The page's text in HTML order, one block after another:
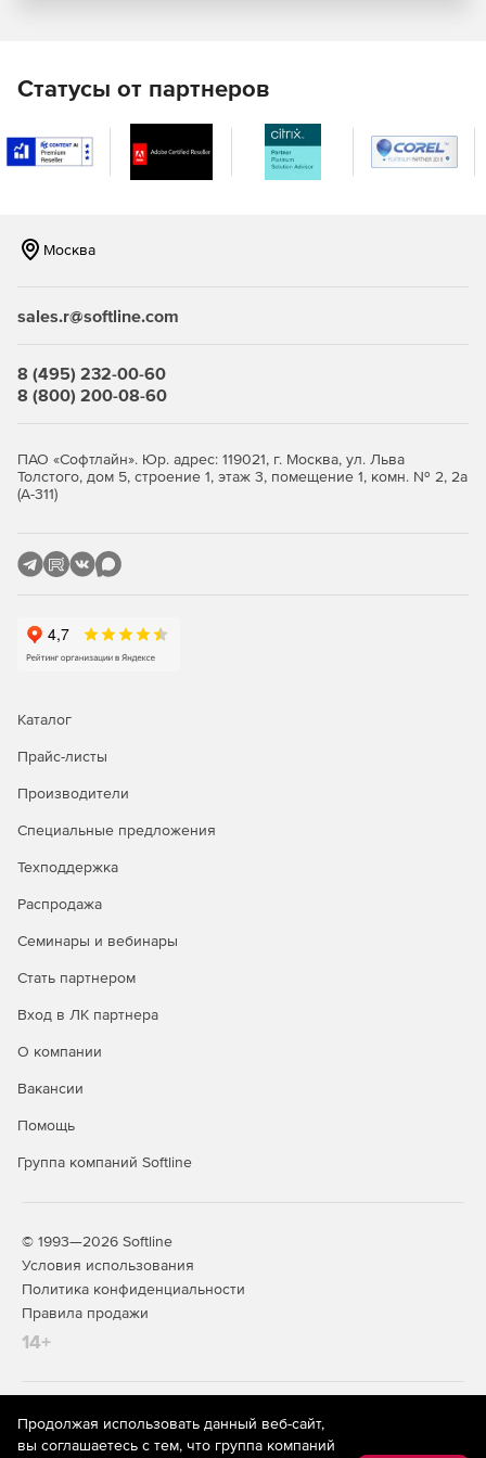
Дискреционная и ролевая модели разграничения
(виртуальные машины, хосты, кластеры, ЦОДы и др.).
Централизованный аудит.
низкоуровневыми интерфейсами управления
Поддержка современных версий Linux и Windows в
качестве гостевых операционных систем.
управлением Linux или Windows с минимальными
требованиями.
протоколу VNC или SPICE.
высокопроизводительной отказоустойчивой сетевой
инфраструктуры.
и пользовательского трафика на разные
Установка драйверов паравиртуализации в гостевые
Русскоязычный интерфейс.
Формирование отчетов
Статусы от партнеров
Москва
sales.r@softline.com
8 (495) 232-00-60
8 (800) 200-08-60
ПАО «Софтлайн». Юр. адрес: 119021, г. Москва, ул. Льва
Толстого, дом 5, строение 1, этаж 3, помещение 1, комн. № 2, 2а
(А-311)
Каталог
Прайс-листы
Производители
Специальные предложения
Техподдержка
Распродажа
Семинары и вебинары
Стать партнером
Вход в ЛК партнера
О компании
Вакансии
Помощь
Группа компаний Softline
© 1993—2026 Softline
Условия использования
Политика конфиденциальности
Правила продажи
14+
На информационном ресурсе store.softline.ru применяются
рекомендательные технологии
(информационные технологии
предоставления информации на основе сбора,
Продолжая использовать данный веб-сайт,
вы соглашаетесь с тем, что группа компаний